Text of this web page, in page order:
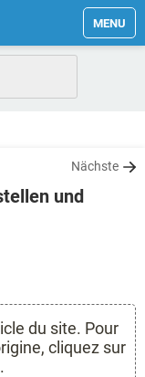
MENU
Nächste
und
du site. Pour
cliquez sur